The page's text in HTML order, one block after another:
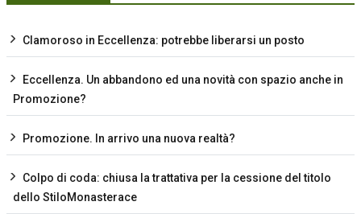
Clamoroso in Eccellenza: potrebbe liberarsi un posto
Eccellenza. Un abbandono ed una novità con spazio anche in
Promozione?
Promozione. In arrivo una nuova realtà?
Colpo di coda: chiusa la trattativa per la cessione del titolo
dello StiloMonasterace